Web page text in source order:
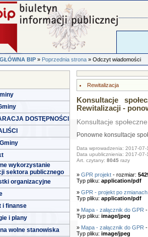
BIP»Poprzednia strona» Odczyt wiadomości
DOSTĘPNOŚCI
wykorzystanie
sektora publicznego
organizacyjne
i finanse
i plany
wolne stanowiska
Rewitalizacja
Konsultacje
Rewitalizacji -
Konsultacje
Ponowne konsultacje
Data wprowadzenia: 2017-07-
Data upublicznienia: 2017-07-
Art. czytany: 8045razy
» GPR projekt- rozmiar:
Typ pliku: application/pdf
» GPR - projekt po
Typ pliku: application/pdf
» Mapa - załącznik do GPR
Typ pliku: image/jpeg
» Mapa - załącznik do GPR
Typ pliku: image/jpeg